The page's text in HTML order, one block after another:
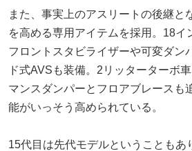
また、事実上のアスリートの後継と
を高める専用アイテムを採用。18イ
フロントスタビライザーや可変ダン
ド式AVSも装備。2リッターターボ
マンスダンパーとフロアブレースも
能がいっそう高められている。
15代目は先代モデルということもあ